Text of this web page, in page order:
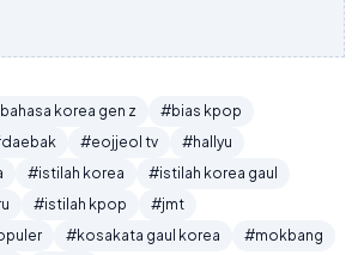
korea gen z
#bias kpop
#eojjeol tv
#hallyu
#istilah korea
#istilah korea gaul
#istilah kpop
#jmt
#kosakata gaul korea
#mokbang